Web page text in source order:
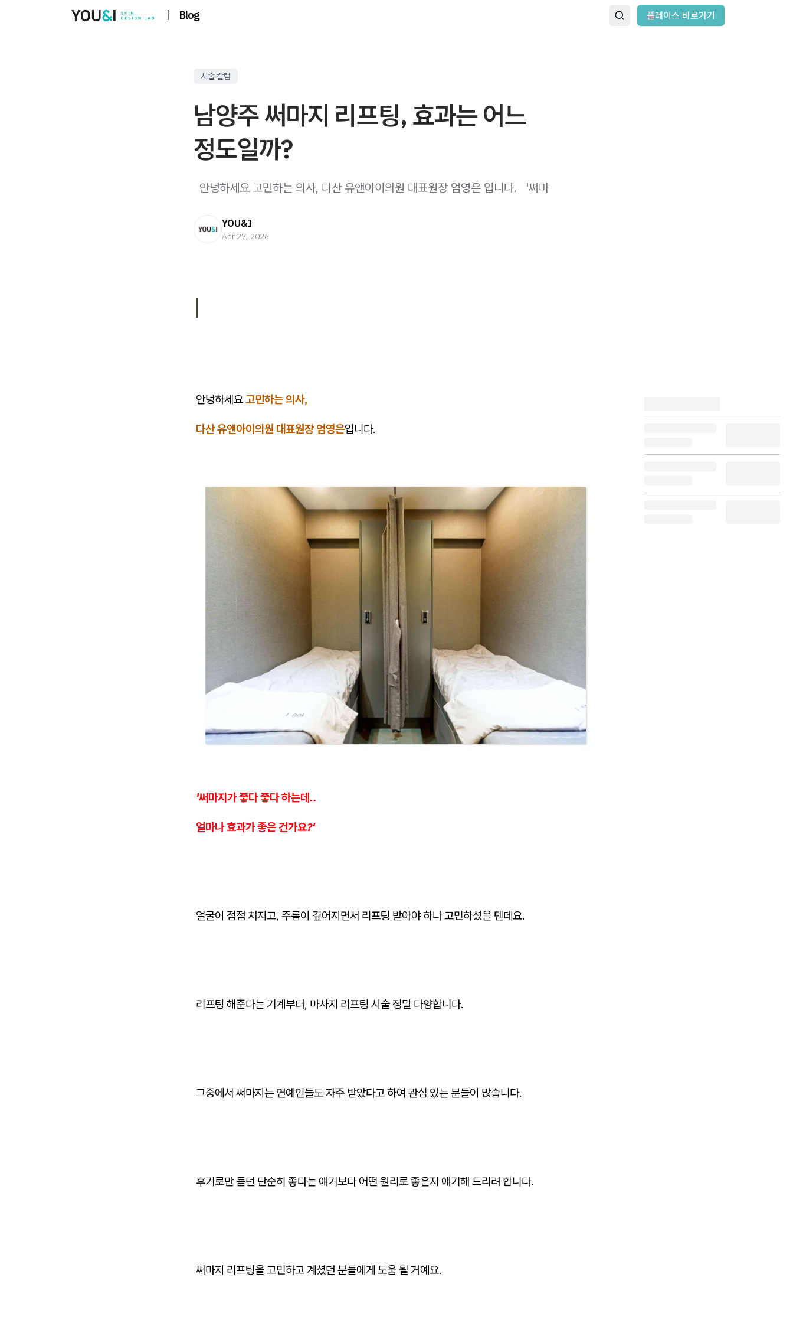
| Blog 플레이스 바로가기
시술 칼럼
남양주 써마지 리프팅, 효과는 어느
정도일까?
​ ​ 안녕하세요 고민하는 의사, 다산 유앤아이의원 대표원장 엄영은 입니다. ​ ​ '써마
YOU&I
Apr 27, 2026
안녕하세요고민하는 의사,
다산 유앤아이의원 대표원장 엄영은입니다.
'써마지가 좋다 좋다 하는데..
얼마나 효과가 좋은 건가요?'
얼굴이 점점 처지고, 주름이 깊어지면서 리프팅 받아야 하나 고민하셨을 텐데요.
리프팅 해준다는 기계부터, 마사지 리프팅 시술 정말 다양합니다.
그중에서 써마지는 연예인들도 자주 받았다고 하여 관심 있는 분들이 많습니다.
후기로만 듣던 단순히 좋다는 얘기보다 어떤 원리로 좋은지 얘기해 드리려 합니다.
써마지 리프팅을 고민하고 계셨던 분들에게 도움 될 거예요.